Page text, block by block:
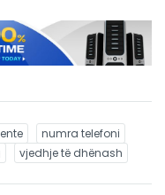
numra telefoni
vjedhje të dhënash